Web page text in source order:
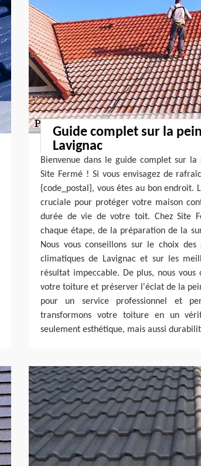
Guide complet sur la
Lavignac
Bienvenue dans le guide complet sur
Site Fermé ! Si vous envisagez de
{code_postal}, vous êtes au bon endroit.
cruciale pour protéger votre maison
durée de vie de votre toit. Chez Site
chaque étape, de la préparation de la
Nous vous conseillons sur le choix
climatiques de Lavignac et sur les
résultat impeccable. De plus, nous
votre toiture et préserver l'éclat de la
pour un service professionnel et
transformons votre toiture en un
seulement esthétique, mais aussi